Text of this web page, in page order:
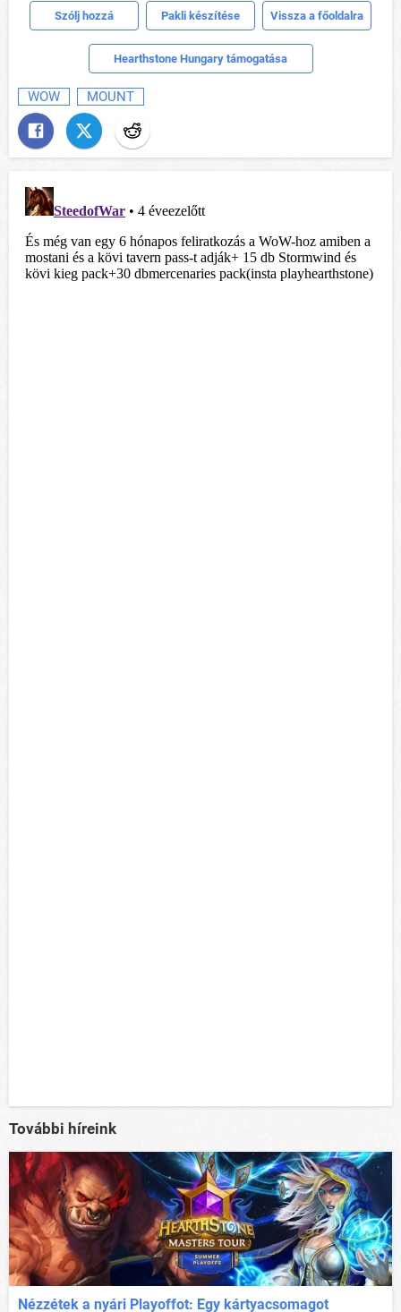
Szólj hozzá Pakli készítése Vissza a főoldalra
Hearthstone Hungary támogatása
WOW MOUNT
További híreink
Nézzétek a nyári Playoffot: Egy kártyacsomagot